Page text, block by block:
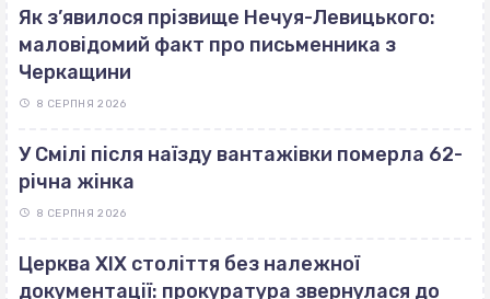
Як з’явилося прізвище Нечуя-Левицького:
маловідомий факт про письменника з
Черкащини
8 СЕРПНЯ 2026
У Смілі після наїзду вантажівки померла 62-
річна жінка
8 СЕРПНЯ 2026
Церква ХІХ століття без належної
документації: прокуратура звернулася до